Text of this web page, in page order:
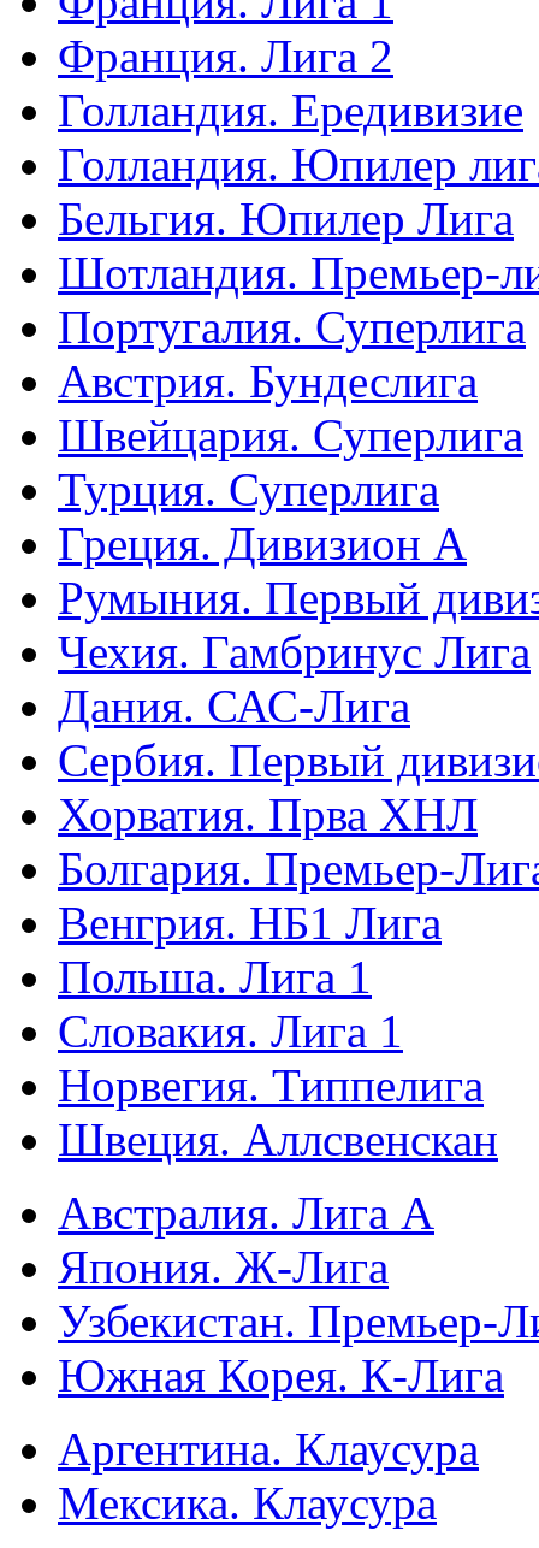
Франция. Лига 2
Голландия. Ередивизие
Голландия. Юпилер
Бельгия. Юпилер Лига
Шотландия. Премьер-
Португалия. Суперлига
Австрия. Бундеслига
Швейцария. Суперлига
Турция. Суперлига
Греция. Дивизион А
Румыния. Первый
Чехия. Гамбринус Лига
Дания. САС-Лига
Сербия. Первый
Хорватия. Прва ХНЛ
Болгария. Премьер-
Венгрия. НБ1 Лига
Польша. Лига 1
Словакия. Лига 1
Норвегия. Типпелига
Швеция. Аллсвенскан
Австралия. Лига А
Япония. Ж-Лига
Узбекистан. Премьер-
Южная Корея. К-Лига
Аргентина. Клаусура
Мексика. Клаусура